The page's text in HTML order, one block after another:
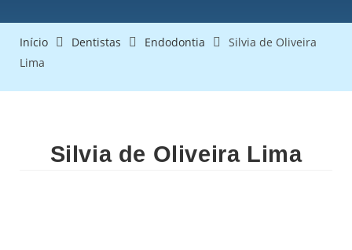
Início Dentistas Endodontia
Silvia de Oliveira
Lima
Silvia de Oliveira Lima